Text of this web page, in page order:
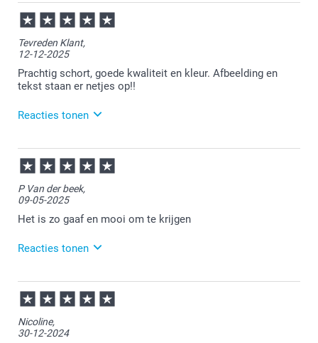
01-05-2026
14:19
Bedankt voor je review. Fijn dat je blij bent met je
ontvangen schort. Heel veel plezier er van!
Tevreden Klant,
12-12-2025
Prachtig schort, goede kwaliteit en kleur. Afbeelding en
tekst staan er netjes op!!
Reacties tonen
16-12-2025
13:16
Heel veel plezier ervan!
P Van der beek,
09-05-2025
Het is zo gaaf en mooi om te krijgen
Reacties tonen
12-05-2025
15:02
Heel leuk!
Veel plezier ervan.
Nicoline,
30-12-2024